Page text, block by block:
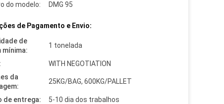
do modelo:
DMG 95
de Pagamento e Envio:
de
mínima:
1 tonelada
WITH NEGOTIATION
da
25KG/BAG, 600KG/PALLET
de entrega:
5-10 dia dos trabalhos